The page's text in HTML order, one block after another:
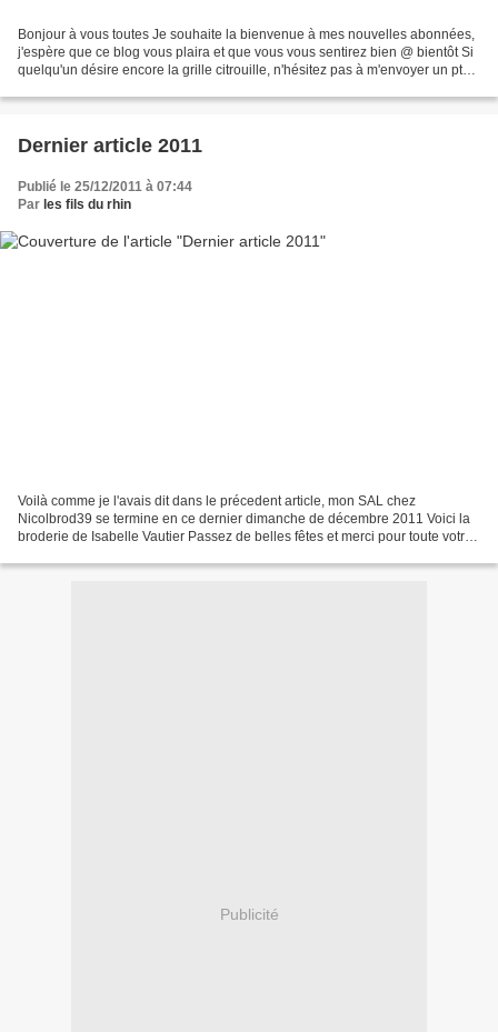
Bonjour à vous toutes Je souhaite la bienvenue à mes nouvelles abonnées,
j'espère que ce blog vous plaira et que vous vous sentirez bien @ bientôt Si
quelqu'un désire encore la grille citrouille, n'hésitez pas à m'envoyer un pt
Dernier article 2011
Publié le 25/12/2011 à 07:44
Par les fils du rhin
Voilà comme je l'avais dit dans le précedent article, mon SAL chez
Nicolbrod39 se termine en ce dernier dimanche de décembre 2011 Voici la
broderie de Isabelle Vautier Passez de belles fêtes et merci pour toute votre
Publicité